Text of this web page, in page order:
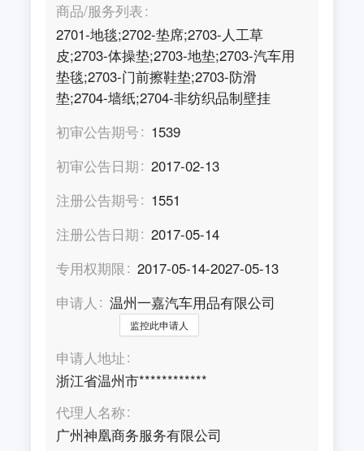
商品/服务列表
2701-地毯;2702-垫席;2703-人工草
皮;2703-体操垫;2703-地垫;2703-汽车用
垫毯;2703-门前擦鞋垫;2703-防滑
垫;2704-墙纸;2704-非纺织品制壁挂
初审公告期号
1539
初审公告日期
2017-02-13
注册公告期号
1551
注册公告日期
2017-05-14
专用权期限
2017-05-14-2027-05-13
申请人
温州一嘉汽车用品有限公司
监控此申请人
申请人地址
浙江省温州市************
代理人名称
广州神凰商务服务有限公司